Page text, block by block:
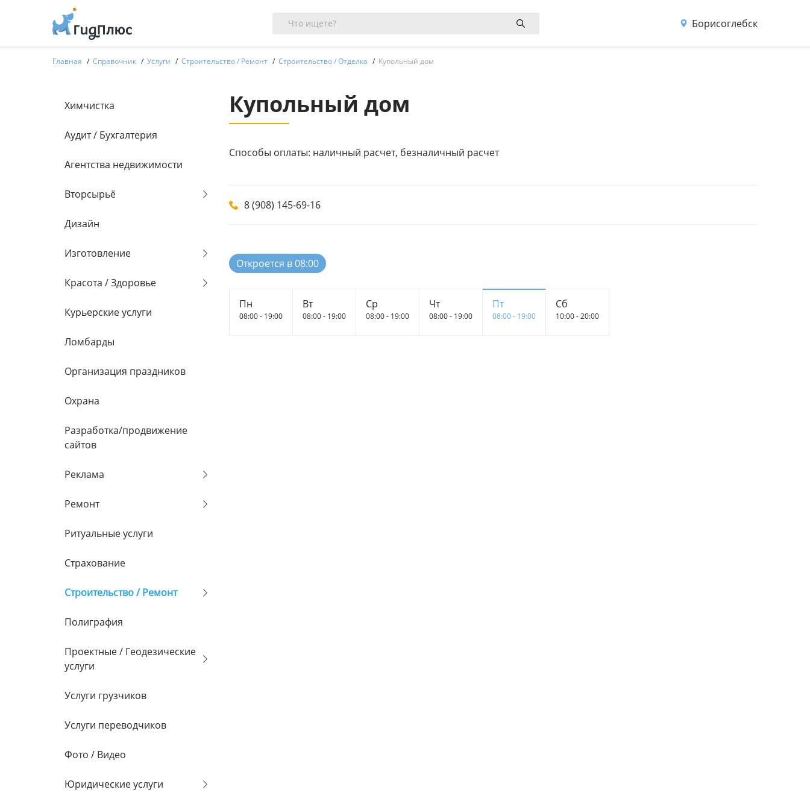
Борисоглебск
Главная Справочник Услуги Строительство / Ремонт Строительство / Отделка Купольный дом
Химчистка
Аудит / Бухгалтерия
Агентства недвижимости
Вторсырьё
Дизайн
Изготовление
Красота / Здоровье
Курьерские услуги
Ломбарды
Организация праздников
Охрана
Разработка/продвижение
сайтов
Реклама
Ремонт
Ритуальные услуги
Страхование
Строительство / Ремонт
Полиграфия
Проектные / Геодезические
услуги
Услуги грузчиков
Услуги переводчиков
Фото / Видео
Юридические услуги
Купольный дом
Способы оплаты: наличный расчет, безналичный расчет
8 (908) 145-69-16
Откроется в 08:00
Пн
08:00 - 19:00
Вт
08:00 - 19:00
Ср
08:00 - 19:00
Чт
08:00 - 19:00
Пт
08:00 - 19:00
Сб
10:00 - 20:00